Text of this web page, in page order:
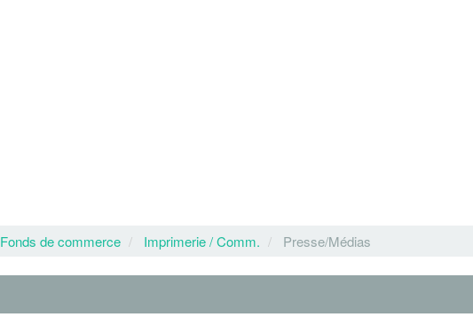
Fonds de commerce Imprimerie / Comm. Presse/Médias